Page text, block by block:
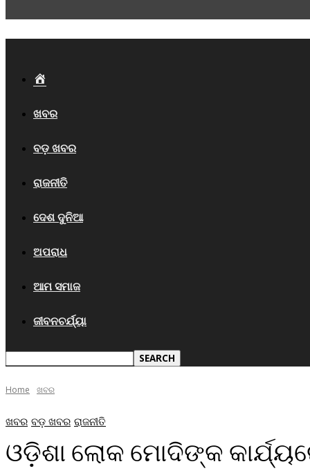
ଖବର
ବଡ଼ ଖବର
ରାଜନୀତି
ଦେଶ ଦୁନିଆ
ଅପରାଧ
ଆମ ସମାଜ
ଜୀବନଚର୍ଯ୍ୟା
Home ଖବର
ଖବର ବଡ଼ ଖବର ରାଜନୀତି
ଓଡ଼ିଶା ଲୋକ ମୋଦିଙ୍କ